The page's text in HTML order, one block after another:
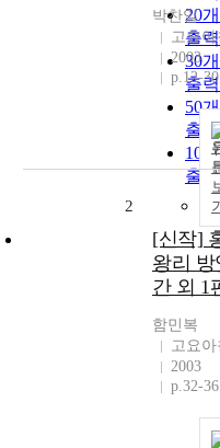
20
출력
30
출력
50
출력
100
출력
박찬일
고요아
2003
p.12-30
2
[신작]
왕리 방
간 외 1
함민복
고요아
2003
p.32-36